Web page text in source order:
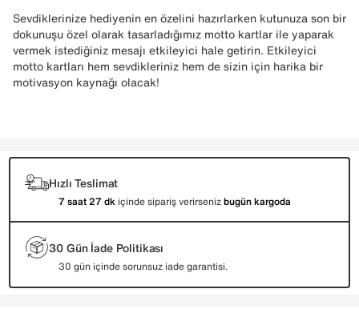
Sevdiklerinize hediyenin en özelini hazırlarken kutunuza son bir
dokunuşu özel olarak tasarladığımız motto kartlar ile yaparak
vermek istediğiniz mesajı etkileyici hale getirin. Etkileyici
motto kartları hem sevdikleriniz hem de sizin için harika bir
motivasyon kaynağı olacak!
Hızlı Teslimat
7 saat 27 dk içinde sipariş verirsenizbugün kargoda
30 Gün İade Politikası
30 gün içinde sorunsuz iade garantisi.